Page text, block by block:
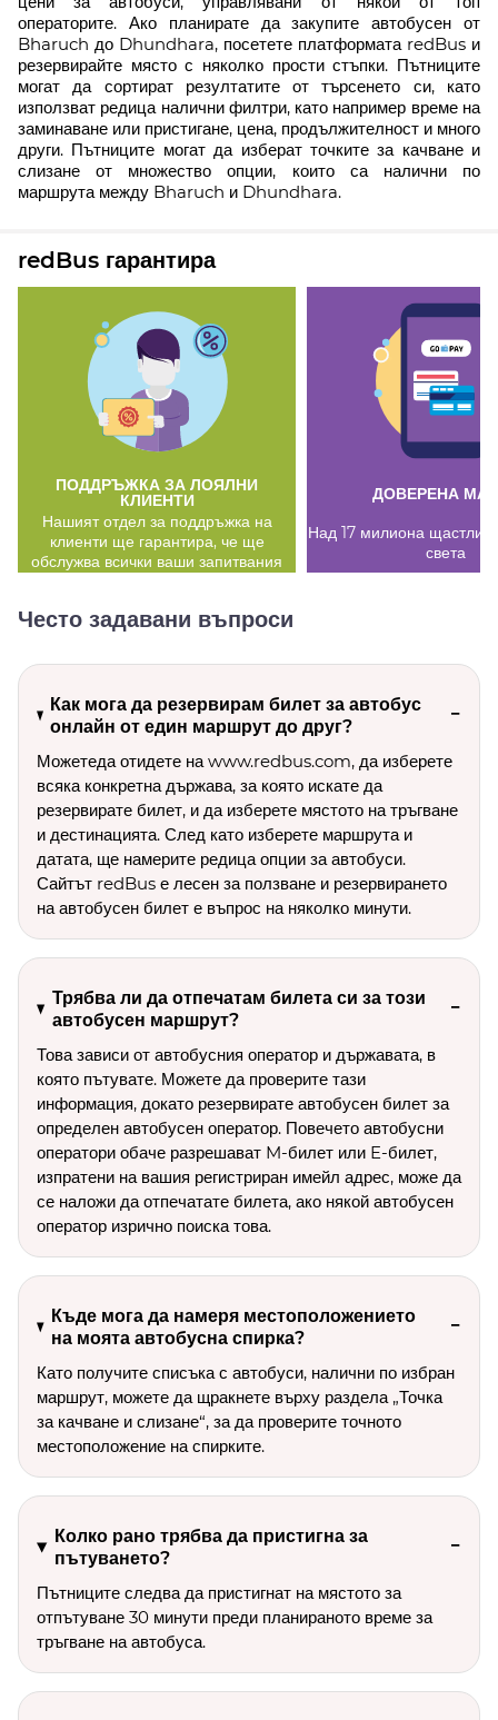
операторите. Ако планирате да закупите автобусен от
Bharuch до Dhundhara, посетете платформата redBus и
резервирайте място с няколко прости стъпки. Пътниците
могат да сортират резултатите от търсенето си, като
използват редица налични филтри, като например време на
заминаване или пристигане, цена, продължителност и много
други. Пътниците могат да изберат точките за качване и
слизане от множество опции, които са налични по
маршрута между Bharuch и Dhundhara.
redBus гарантира
ПОДДРЪЖКА ЗА ЛОЯЛНИ
КЛИЕНТИ
Нашият отдел за поддръжка на
клиенти ще гарантира, че ще
обслужва всички ваши запитвания
ДОВЕРЕНА
Над 17 милиона
света
Често задавани въпроси
Как мога да резервирам билет за автобус
онлайн от един маршрут до друг?
Можетеда отидете на www.redbus.com, да изберете
всяка конкретна държава, за която искате да
резервирате билет, и да изберете мястото на тръгване
и дестинацията. След като изберете маршрута и
датата, ще намерите редица опции за автобуси.
Сайтът redBus е лесен за ползване и резервирането
на автобусен билет е въпрос на няколко минути.
Трябва ли да отпечатам билета си за този
автобусен маршрут?
Това зависи от автобусния оператор и държавата, в
която пътувате. Можете да проверите тази
информация, докато резервирате автобусен билет за
определен автобусен оператор. Повечето автобусни
оператори обаче разрешават M-билет или E-билет,
изпратени на вашия регистриран имейл адрес, може да
се наложи да отпечатате билета, ако някой автобусен
оператор изрично поиска това.
Къде мога да намеря местоположението
на моята автобусна спирка?
Като получите списъка с автобуси, налични по избран
маршрут, можете да щракнете върху раздела „Точка
за качване и слизане“, за да проверите точното
местоположение на спирките.
Колко рано трябва да пристигна за
пътуването?
Пътниците следва да пристигнат на мястото за
отпътуване 30 минути преди планираното време за
тръгване на автобуса.